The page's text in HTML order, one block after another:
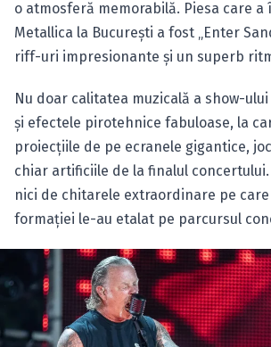
o atmosferă memorabilă. Piesa care
Metallica la Bucureşti a fost „Enter
riff-uri impresionante şi un superb
Nu doar calitatea muzicală a show-
şi efectele pirotehnice fabuloase, la
proiecţiile de pe ecranele gigantice,
chiar artificiile de la finalul concertului.
nici de chitarele extraordinare pe
formaţiei le-au etalat pe parcursul